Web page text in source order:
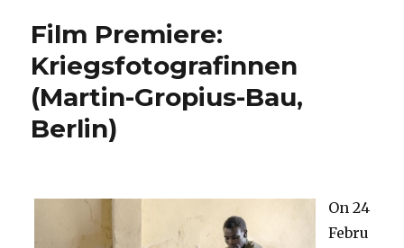
Film Premiere:
Kriegsfotografinnen
(Martin-Gropius-Bau,
Berlin)
On 24
Febru